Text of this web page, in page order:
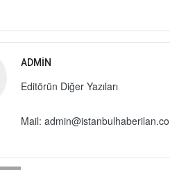
ADMIN
Editörün Diğer Yazıları
Mail: